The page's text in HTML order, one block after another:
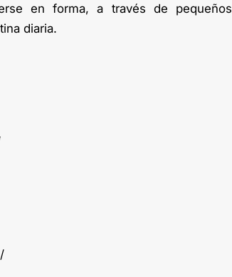
en forma, a través de pequeños
diaria.